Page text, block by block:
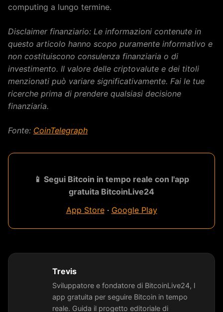
computing a lungo termine.
Disclaimer finanziario: Le informazioni contenute in
questo articolo hanno scopo puramente informativo e
non costituiscono consulenza finanziaria o di
investimento. Il valore delle criptovalute e dei titoli
menzionati può variare significativamente. Fai le tue
ricerche prima di prendere qualsiasi decisione
finanziaria.
Fonte: CoinTelegraph
📱 Segui Bitcoin in tempo reale con l'app
gratuita BitcoinLive24
App Store· Google Play
Trevis
Sviluppatore e fondatore di BitcoinLive24, l
app gratuita per seguire Bitcoin in tempo
reale. Guida il progetto editoriale di